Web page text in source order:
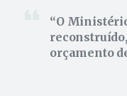
O
orçamento